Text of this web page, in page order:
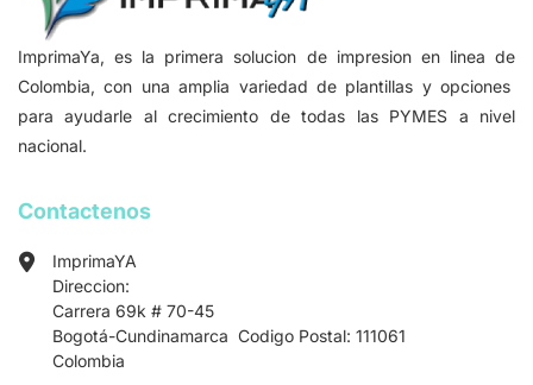
ImprimaYa, es la primera solucion de impresion en linea de
Colombia, con una amplia variedad de plantillas y opciones
para ayudarle al crecimiento de todas las PYMES a nivel
nacional.
Contactenos
ImprimaYA
Direccion:
Carrera 69k # 70-45
Bogotá-Cundinamarca Codigo Postal: 111061
Colombia